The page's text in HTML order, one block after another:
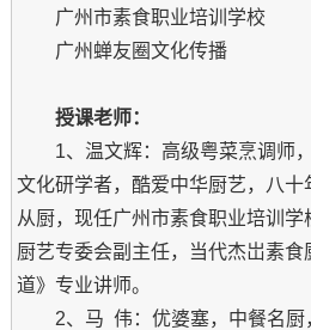
广州市素食职业培训学校
广州蝉友圈文化传播
授课老师：
1、温文辉：高级粤菜烹调师
文化研学者，酷爱中华厨艺，八
从厨，现任广州市素食职业培训
厨艺专委会副主任，当代杰岀素
道》专业讲师。
2、马 伟：优婆塞，中餐名